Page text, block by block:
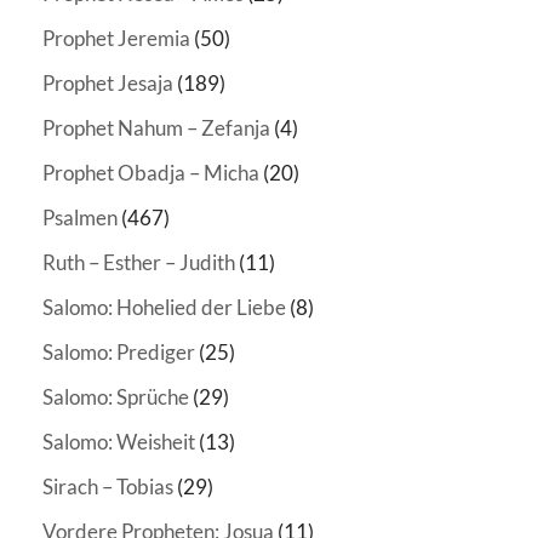
Prophet Jeremia (50)
Prophet Jesaja (189)
Prophet Nahum – Zefanja (4)
Prophet Obadja – Micha (20)
Psalmen(467)
Ruth – Esther – Judith(11)
Salomo: Hohelied der Liebe(8)
Salomo: Prediger(25)
Salomo: Sprüche(29)
Salomo: Weisheit(13)
Sirach – Tobias(29)
Vordere Propheten: Josua (11)